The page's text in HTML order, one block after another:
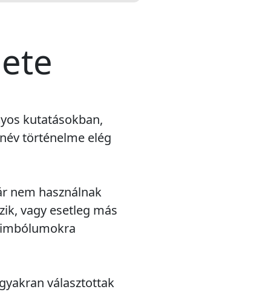
kutatásokban,
történelme elég
nem használnak
vagy esetleg más
választottak